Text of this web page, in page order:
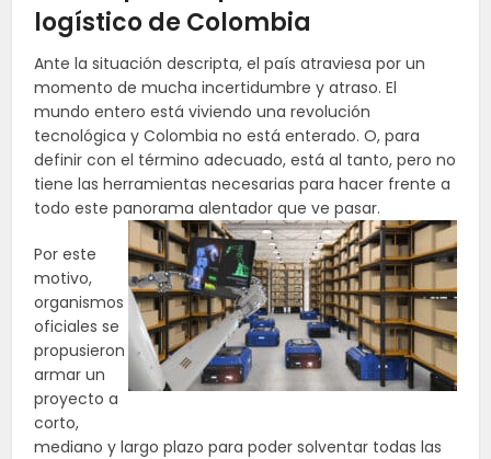
logístico de Colombia
Ante la situación descripta, el país atraviesa por un
momento de mucha incertidumbre y atraso. El
mundo entero está viviendo una revolución
tecnológica y Colombia no está enterado. O, para
definir con el término adecuado, está al tanto, pero no
tiene las herramientas necesarias para hacer frente a
todo este panorama alentador que ve pasar.
Por este
motivo,
organismos
oficiales se
propusieron
armar un
proyecto a
corto,
mediano y largo plazo para poder solventar todas las